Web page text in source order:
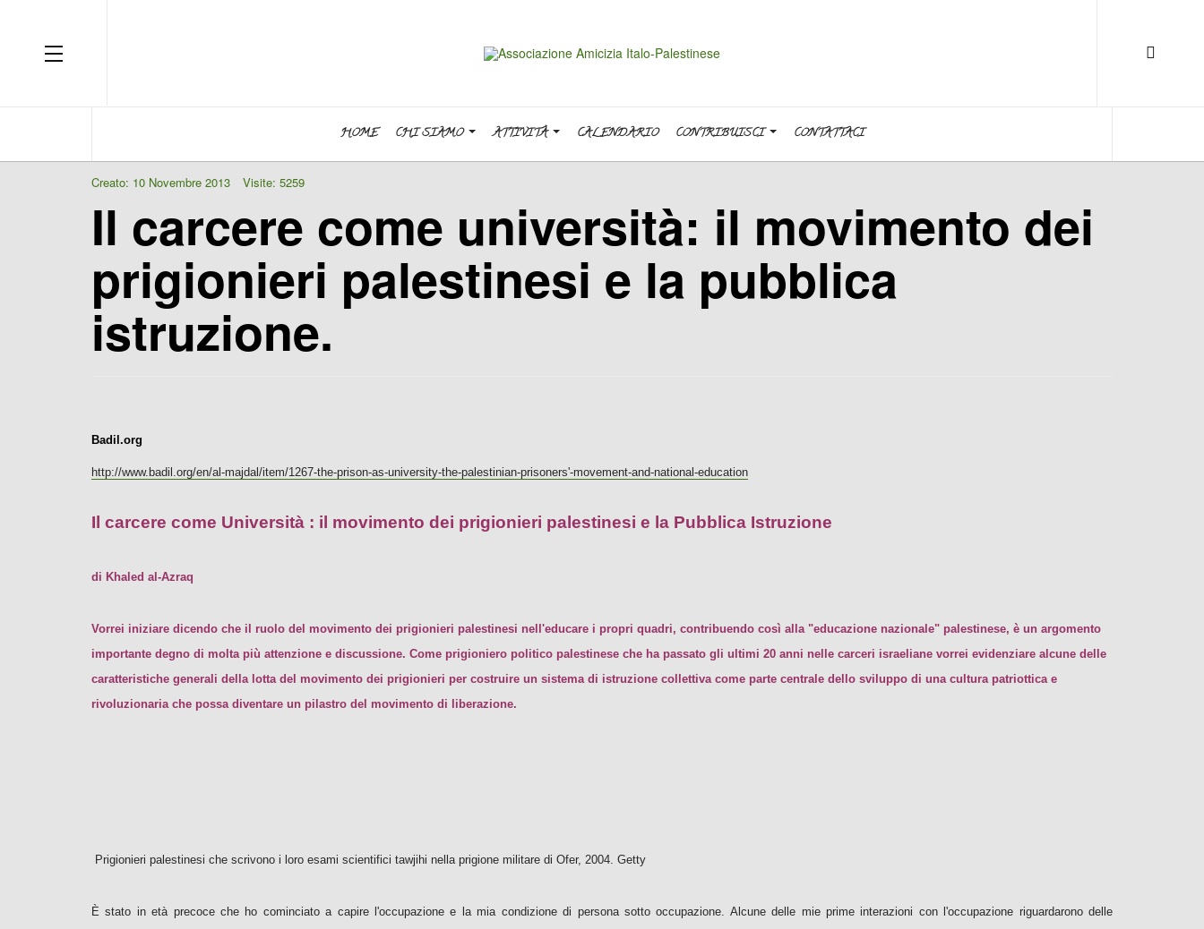
OFF CANVAS
HOME CHI SIAMO ATTIVITÀ CALENDARIO CONTRIBUISCI CONTATTACI
Creato: 10 Novembre 2013 Visite: 5259
Il carcere come università: il movimento dei
prigionieri palestinesi e la pubblica
istruzione.
Badil.org
http://www.badil.org/en/al-majdal/item/1267-the-prison-as-university-the-palestinian-prisoners'-movement-and-national-education
Il carcere come Università : il movimento dei prigionieri palestinesi e la Pubblica Istruzione
di Khaled al-Azraq
Vorrei iniziare dicendo che il ruolo del movimento dei prigionieri palestinesi nell'educare i propri quadri, contribuendo così alla "educazione nazionale" palestinese, è un argomento
importante degno di molta più attenzione e discussione. Come prigioniero politico palestinese che ha passato gli ultimi 20 anni nelle carceri israeliane vorrei evidenziare alcune delle
caratteristiche generali della lotta del movimento dei prigionieri per costruire un sistema di istruzione collettiva come parte centrale dello sviluppo di una cultura patriottica e
rivoluzionaria che possa diventare un pilastro del movimento di liberazione.
Prigionieri palestinesi che scrivono i loro esami scientifici tawjihi nella prigione militare di Ofer, 2004. Getty
È stato in età precoce che ho cominciato a capire l'occupazione e la mia condizione di persona sotto occupazione. Alcune delle mie prime interazioni con l'occupazione riguardarono delle